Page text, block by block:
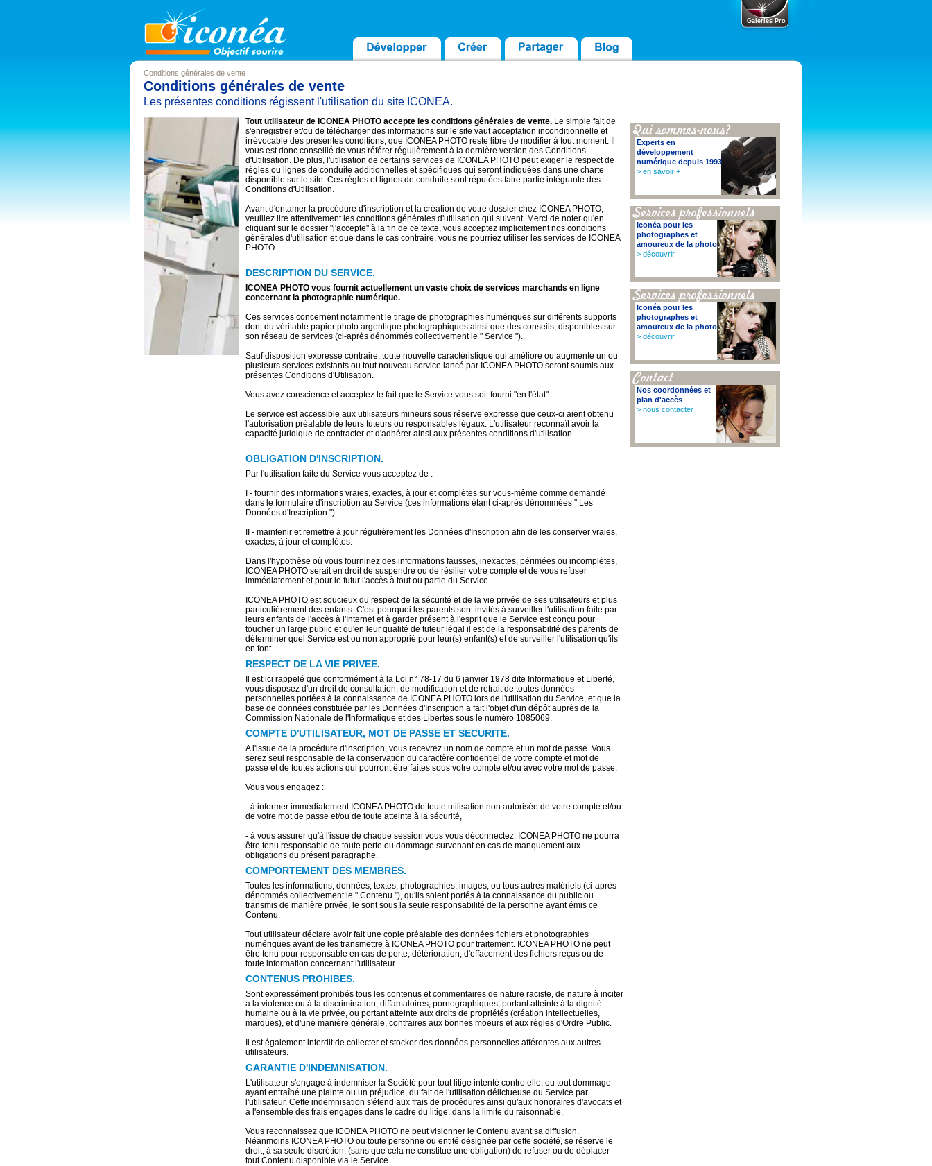
Galeries Pro
Conditions générales de vente
Conditions générales de vente
Les présentes conditions régissent l'utilisation du site ICONEA.
Tout utilisateur de ICONEA PHOTO accepte les conditions générales de vente. Le simple fait de
s'enregistrer et/ou de télécharger des informations sur le site vaut acceptation inconditionnelle et
irrévocable des présentes conditions, que ICONEA PHOTO reste libre de modifier à tout moment. Il
vous est donc conseillé de vous référer régulièrement à la dernière version des Conditions
d'Utilisation. De plus, l'utilisation de certains services de ICONEA PHOTO peut exiger le respect de
règles ou lignes de conduite additionnelles et spécifiques qui seront indiquées dans une charte
disponible sur le site. Ces règles et lignes de conduite sont réputées faire partie intégrante des
Conditions d'Utilisation.
Avant d'entamer la procédure d'inscription et la création de votre dossier chez ICONEA PHOTO,
veuillez lire attentivement les conditions générales d'utilisation qui suivent. Merci de noter qu'en
cliquant sur le dossier "j'accepte" à la fin de ce texte, vous acceptez implicitement nos conditions
générales d'utilisation et que dans le cas contraire, vous ne pourriez utiliser les services de ICONEA
PHOTO.
DESCRIPTION DU SERVICE.
ICONEA PHOTO vous fournit actuellement un vaste choix de services marchands en ligne
concernant la photographie numérique.
Ces services concernent notamment le tirage de photographies numériques sur différents supports
dont du véritable papier photo argentique photographiques ainsi que des conseils, disponibles sur
son réseau de services (ci-après dénommés collectivement le " Service ").
Sauf disposition expresse contraire, toute nouvelle caractéristique qui améliore ou augmente un ou
plusieurs services existants ou tout nouveau service lancé par ICONEA PHOTO seront soumis aux
présentes Conditions d'Utilisation.
Vous avez conscience et acceptez le fait que le Service vous soit fourni "en l'état".
Le service est accessible aux utilisateurs mineurs sous réserve expresse que ceux-ci aient obtenu
l'autorisation préalable de leurs tuteurs ou responsables légaux. L'utilisateur reconnaît avoir la
capacité juridique de contracter et d'adhérer ainsi aux présentes conditions d'utilisation.
OBLIGATION D'INSCRIPTION.
Par l'utilisation faite du Service vous acceptez de :
I - fournir des informations vraies, exactes, à jour et complètes sur vous-même comme demandé
dans le formulaire d'inscription au Service (ces informations étant ci-après dénommées " Les
Données d'Inscription ")
II - maintenir et remettre à jour régulièrement les Données d'Inscription afin de les conserver vraies,
exactes, à jour et complètes.
Dans l'hypothèse où vous fourniriez des informations fausses, inexactes, périmées ou incomplètes,
ICONEA PHOTO serait en droit de suspendre ou de résilier votre compte et de vous refuser
immédiatement et pour le futur l'accès à tout ou partie du Service.
ICONEA PHOTO est soucieux du respect de la sécurité et de la vie privée de ses utilisateurs et plus
particulièrement des enfants. C'est pourquoi les parents sont invités à surveiller l'utilisation faite par
leurs enfants de l'accès à l'Internet et à garder présent à l'esprit que le Service est conçu pour
toucher un large public et qu'en leur qualité de tuteur légal il est de la responsabilité des parents de
déterminer quel Service est ou non approprié pour leur(s) enfant(s) et de surveiller l'utilisation qu'ils
en font.
RESPECT DE LA VIE PRIVEE.
Il est ici rappelé que conformément à la Loi n° 78-17 du 6 janvier 1978 dite Informatique et Liberté,
vous disposez d'un droit de consultation, de modification et de retrait de toutes données
personnelles portées à la connaissance de ICONEA PHOTO lors de l'utilisation du Service, et que la
base de données constituée par les Données d'Inscription a fait l'objet d'un dépôt auprès de la
Commission Nationale de l'Informatique et des Libertés sous le numéro 1085069.
COMPTE D'UTILISATEUR, MOT DE PASSE ET SECURITE.
A l'issue de la procédure d'inscription, vous recevrez un nom de compte et un mot de passe. Vous
serez seul responsable de la conservation du caractère confidentiel de votre compte et mot de
passe et de toutes actions qui pourront être faites sous votre compte et/ou avec votre mot de passe.
Vous vous engagez :
- à informer immédiatement ICONEA PHOTO de toute utilisation non autorisée de votre compte et/ou
de votre mot de passe et/ou de toute atteinte à la sécurité,
- à vous assurer qu'à l'issue de chaque session vous vous déconnectez. ICONEA PHOTO ne pourra
être tenu responsable de toute perte ou dommage survenant en cas de manquement aux
obligations du présent paragraphe.
COMPORTEMENT DES MEMBRES.
Toutes les informations, données, textes, photographies, images, ou tous autres matériels (ci-après
dénommés collectivement le " Contenu "), qu'ils soient portés à la connaissance du public ou
transmis de manière privée, le sont sous la seule responsabilité de la personne ayant émis ce
Contenu.
Tout utilisateur déclare avoir fait une copie préalable des données fichiers et photographies
numériques avant de les transmettre à ICONEA PHOTO pour traitement. ICONEA PHOTO ne peut
être tenu pour responsable en cas de perte, détérioration, d'effacement des fichiers reçus ou de
toute information concernant l'utilisateur.
CONTENUS PROHIBES.
Sont expressément prohibés tous les contenus et commentaires de nature raciste, de nature à inciter
à la violence ou à la discrimination, diffamatoires, pornographiques, portant atteinte à la dignité
humaine ou à la vie privée, ou portant atteinte aux droits de propriétés (création intellectuelles,
marques), et d'une manière générale, contraires aux bonnes moeurs et aux règles d'Ordre Public.
Il est également interdit de collecter et stocker des données personnelles afférentes aux autres
utilisateurs.
GARANTIE D'INDEMNISATION.
L'utilisateur s'engage à indemniser la Société pour tout litige intenté contre elle, ou tout dommage
ayant entraîné une plainte ou un préjudice, du fait de l'utilisation délictueuse du Service par
l'utilisateur. Cette indemnisation s'étend aux frais de procédures ainsi qu'aux honoraires d'avocats et
à l'ensemble des frais engagés dans le cadre du litige, dans la limite du raisonnable.
Vous reconnaissez que ICONEA PHOTO ne peut visionner le Contenu avant sa diffusion.
Néanmoins ICONEA PHOTO ou toute personne ou entité désignée par cette société, se réserve le
droit, à sa seule discrétion, (sans que cela ne constitue une obligation) de refuser ou de déplacer
tout Contenu disponible via le Service.
Experts en
développement
numérique depuis 1993
> en savoir +
Iconéa pour les
photographes et
amoureux de la photo
> découvrir
Iconéa pour les
photographes et
amoureux de la photo
> découvrir
Nos coordonnées et
plan d'accès
> nous contacter